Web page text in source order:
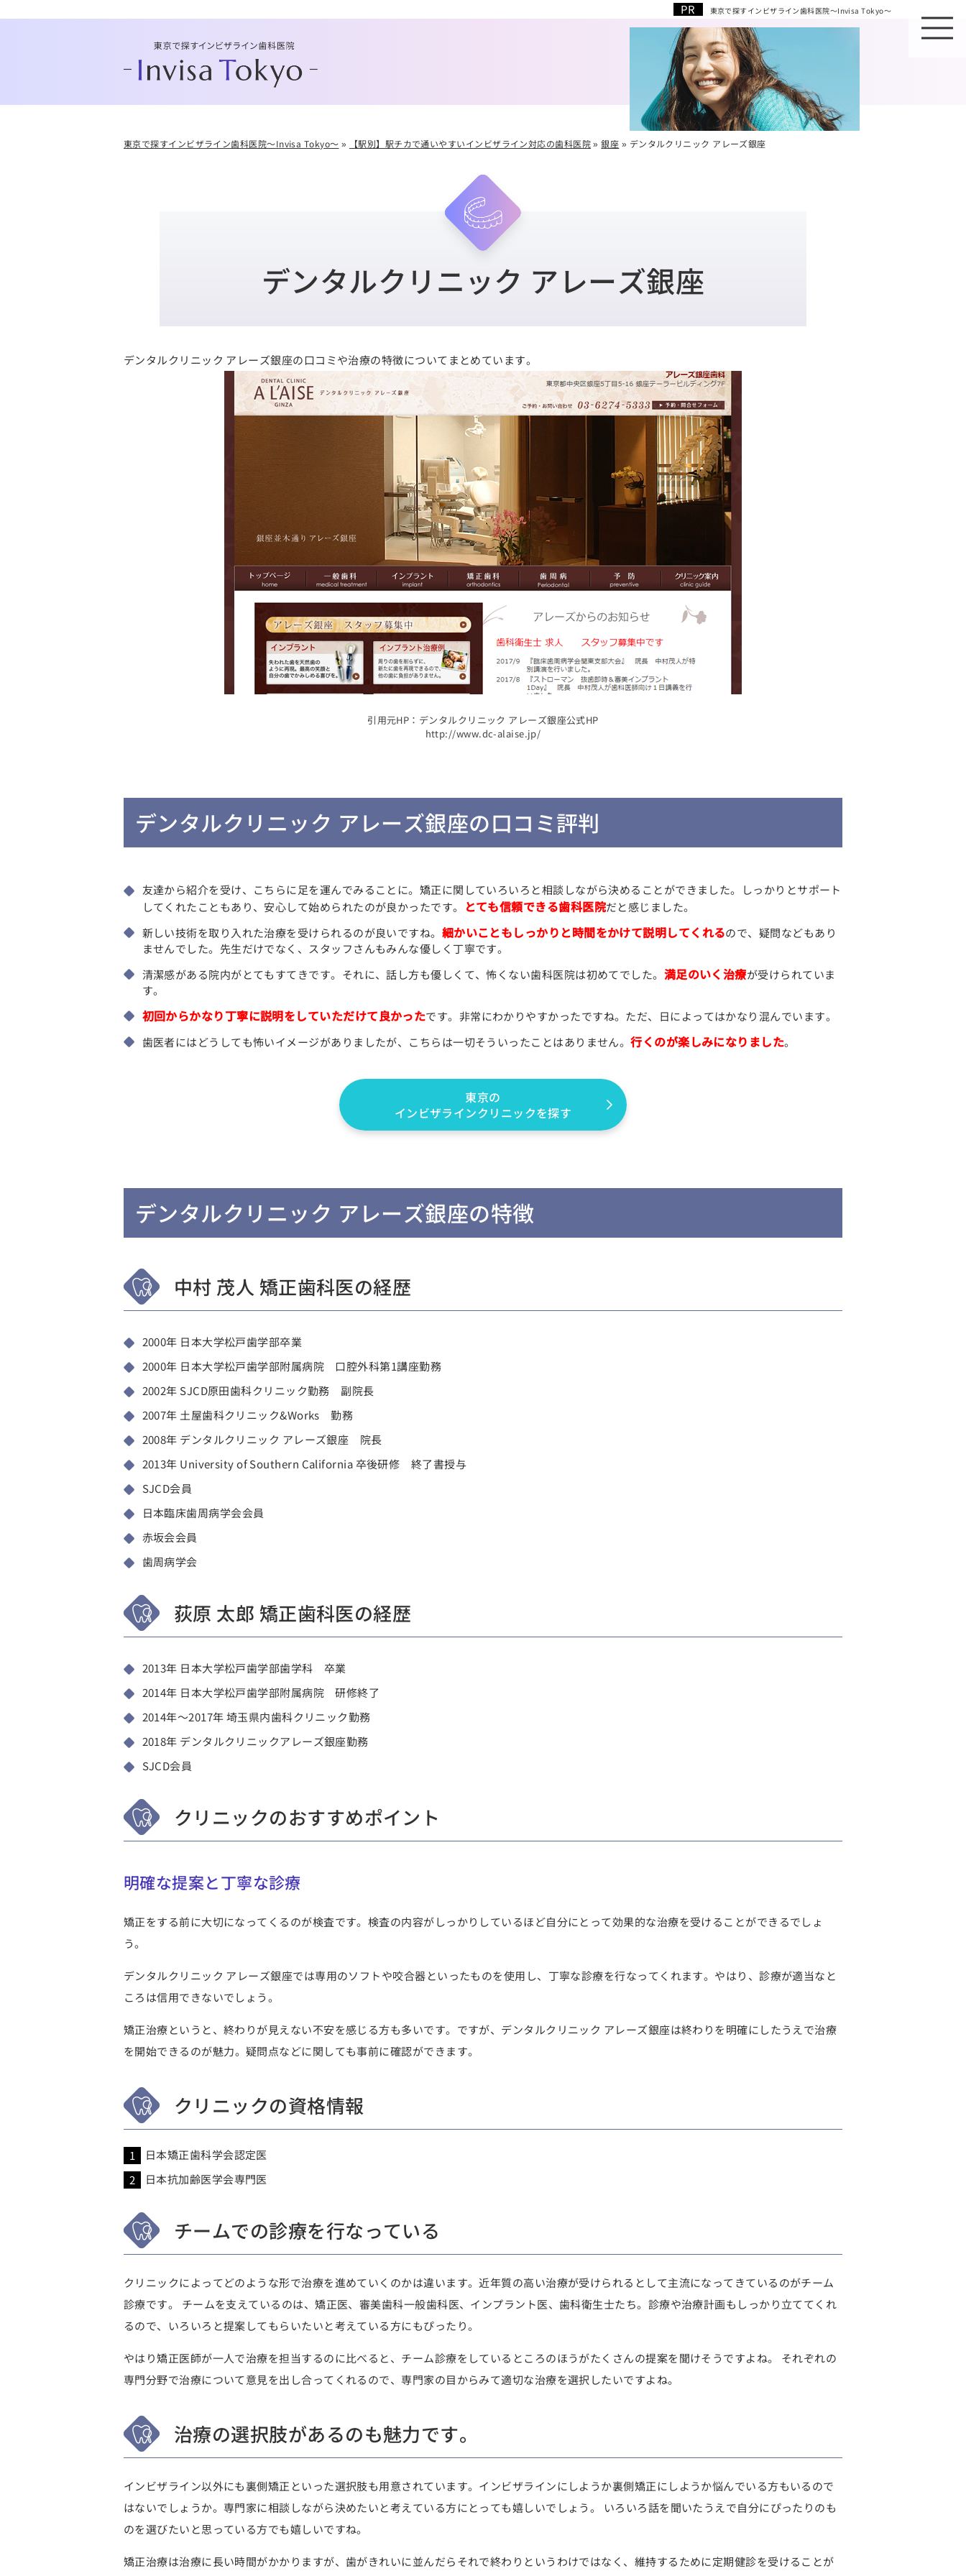
東京で探すインビザライン歯科医院～Invisa Tokyo～
東京で探すインビザライン歯科医院～Invisa Tokyo～ » 【駅別】駅チカで通いやすいインビザライン対応の歯科医院»銀座 » デンタルクリニック アレーズ銀座
デンタルクリニック アレーズ銀座
デンタルクリニック アレーズ銀座の口コミや治療の特徴についてまとめています。
引用元HP：デンタルクリニック アレーズ銀座公式HP
http://www.dc-alaise.jp/
デンタルクリニック アレーズ銀座の口コミ評判
友達から紹介を受け、こちらに足を運んでみることに。矯正に関していろいろと相談しながら決めることができました。しっかりとサポート
してくれたこともあり、安心して始められたのが良かったです。
とても信頼できる歯科医院だと感じました。
新しい技術を取り入れた治療を受けられるのが良いですね。 細かいこともしっかりと時間をかけて説明してくれるので、疑問などもあり
ませんでした。先生だけでなく、スタッフさんもみんな優しく丁寧です。
清潔感がある院内がとてもすてきです。それに、話し方も優しくて、怖くない歯科医院は初めてでした。 満足のいく治療が受けられていま
す。
初回からかなり丁寧に説明をしていただけて良かったです。非常にわかりやすかったですね。ただ、日によってはかなり混んでいます。
歯医者にはどうしても怖いイメージがありましたが、こちらは一切そういったことはありません。行くのが楽しみになりました。
東京の
インビザラインクリニックを探す
デンタルクリニック アレーズ銀座の特徴
中村 茂人 矯正歯科医の経歴
2000年 日本大学松戸歯学部卒業
2000年 日本大学松戸歯学部附属病院 口腔外科第1講座勤務
2002年 SJCD原田歯科クリニック勤務 副院長
2007年 土屋歯科クリニック&Works 勤務
2008年 デンタルクリニック アレーズ銀座 院長
2013年 University of Southern California 卒後研修 終了書授与
SJCD会員
日本臨床歯周病学会会員
赤坂会会員
歯周病学会
荻原 太郎 矯正歯科医の経歴
2013年 日本大学松戸歯学部歯学科 卒業
2014年 日本大学松戸歯学部附属病院 研修終了
2014年～2017年 埼玉県内歯科クリニック勤務
2018年 デンタルクリニックアレーズ銀座勤務
SJCD会員
クリニックのおすすめポイント
明確な提案と丁寧な診療
矯正をする前に大切になってくるのが検査です。検査の内容がしっかりしているほど自分にとって効果的な治療を受けることができるでしょ
う。
デンタルクリニック アレーズ銀座では専用のソフトや咬合器といったものを使用し、丁寧な診療を行なってくれます。やはり、診療が適当なと
ころは信用できないでしょう。
矯正治療というと、終わりが見えない不安を感じる方も多いです。ですが、デンタルクリニック アレーズ銀座は終わりを明確にしたうえで治療
を開始できるのが魅力。疑問点などに関しても事前に確認ができます。
クリニックの資格情報
日本矯正歯科学会認定医
日本抗加齢医学会専門医
チームでの診療を行なっている
クリニックによってどのような形で治療を進めていくのかは違います。近年質の高い治療が受けられるとして主流になってきているのがチーム
診療です。 チームを支えているのは、矯正医、審美歯科一般歯科医、インプラント医、歯科衛生士たち。診療や治療計画もしっかり立ててくれ
るので、いろいろと提案してもらいたいと考えている方にもぴったり。
やはり矯正医師が一人で治療を担当するのに比べると、チーム診療をしているところのほうがたくさんの提案を聞けそうですよね。 それぞれの
専門分野で治療について意見を出し合ってくれるので、専門家の目からみて適切な治療を選択したいですよね。
治療の選択肢があるのも魅力です。
インビザライン以外にも裏側矯正といった選択肢も用意されています。インビザラインにしようか裏側矯正にしようか悩んでいる方もいるので
はないでしょうか。専門家に相談しながら決めたいと考えている方にとっても嬉しいでしょう。 いろいろ話を聞いたうえで自分にぴったりのも
のを選びたいと思っている方でも嬉しいですね。
矯正治療は治療に長い時間がかかりますが、歯がきれいに並んだらそれで終わりというわけではなく、維持するために定期健診を受けることが